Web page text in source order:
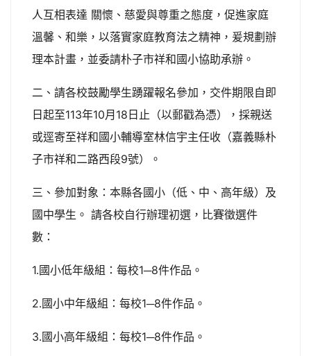
人互相表達 關懷、慈愛與尊重之態度，促進家庭
溫馨、和樂，以落實家庭教育法之精神，爰規劃辦
理本計畫，並委請朴子市祥和國小協助承辦。
二、請各校鼓勵學生踴躍報名參加，交件期限自即
日起至113年10月18日止（以郵戳為憑），採親送
或逕寄至祥和國小輔導室林信宇主任收（嘉義縣朴
子市祥和二路西段9號）。
三、參加對象：本縣各國小（低、中、高年級）及
國中學生。 請各校自行辦理初選，比賽徵選件
數：
1.國小低年級組：每校1─8件作品。
2.國小中年級組：每校1─8件作品。
3.國小高年級組：每校1─8件作品。